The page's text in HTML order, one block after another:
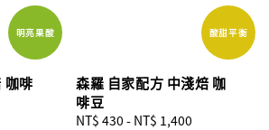
明亮果酸
咖啡
酸甜平衡
森羅 自家配方 中淺焙 咖
啡豆
Regular
NT$ 430 - NT$ 1,400